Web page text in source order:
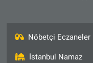
Nöbetçi Eczaneler
İstanbul Namaz